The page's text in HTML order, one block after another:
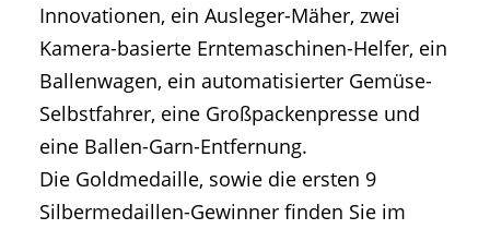
Innovationen, ein Ausleger-Mäher, zwei
Kamera-basierte Erntemaschinen-Helfer, ein
Ballenwagen, ein automatisierter Gemüse-
Selbstfahrer, eine Großpackenpresse und
eine Ballen-Garn-Entfernung.
Die Goldmedaille, sowie die ersten 9
Silbermedaillen-Gewinner finden Sie im